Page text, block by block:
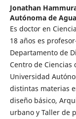
Jonathan
Autónoma de
Es doctor en
18 años es
Departamento de
Centro de Ciencias
Universidad
distintas materias
diseño básico,
urbano y Taller de